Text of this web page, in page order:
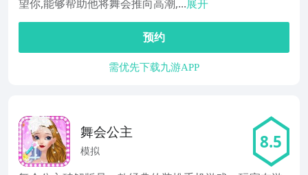
望你,能够帮助他将舞会推向高潮,...展开
预约
需优先下载九游APP
舞会公主
模拟 8.5